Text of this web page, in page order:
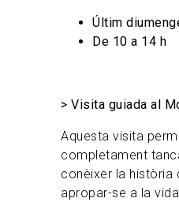
Últim
De 10 a 14 h
> Visita guiada al
Aquesta visita
completament
conèixer la història
apropar-se a la